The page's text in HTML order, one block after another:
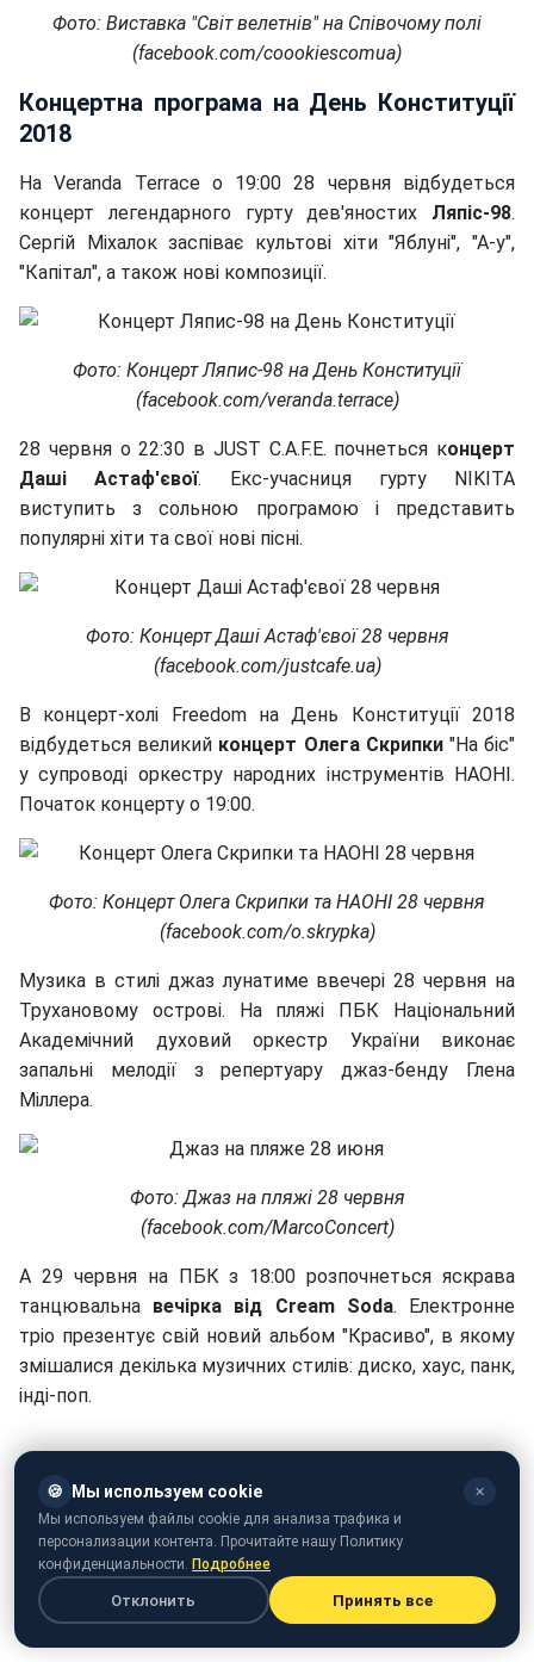
Фото: Виставка "Світ велетнів" на Співочому полі
(facebook.com/coookiescomua)
Концертна програма на День Конституції
2018
На Veranda Terrace о 19:00 28 червня відбудеться
концерт легендарного гурту дев'яностих Ляпіс-98.
Сергій Міхалок заспіває культові хіти "Яблуні", "А-у",
"Капітал", а також нові композиції.
Фото: Концерт Ляпис-98 на День Конституції
(facebook.com/veranda.terrace)
28 червня о 22:30 в JUST C.A.F.E. почнеться концерт
Даші Астаф'євої. Екс-учасниця гурту NIKITA
виступить з сольною програмою і представить
популярні хіти та свої нові пісні.
Фото: Концерт Даші Астаф'євої 28 червня
(facebook.com/justcafe.ua)
В концерт-холі Freedom на День Конституції 2018
відбудеться великий концерт Олега Скрипки "На біс"
у супроводі оркестру народних інструментів НАОНІ.
Початок концерту о 19:00.
Фото: Концерт Олега Скрипки та НАОНІ 28 червня
(facebook.com/o.skrypka)
Музика в стилі джаз лунатиме ввечері 28 червня на
Трухановому острові. На пляжі ПБК Національний
Академічний духовий оркестр України виконає
запальні мелодії з репертуару джаз-бенду Глена
Міллера.
Фото: Джаз на пляжі 28 червня
(facebook.com/MarcoConcert)
А 29 червня на ПБК з 18:00 розпочнеться яскрава
танцювальна вечірка від Cream Soda. Електронне
тріо презентує свій новий альбом "Красиво", в якому
змішалися декілька музичних стилів: диско, хаус, панк,
інді-поп.
🍪 Мы используем cookie ✕
Мы используем файлы cookie для анализа трафика и
персонализации контента. Прочитайте нашу Политику
конфиденциальности. Подробнее
Отклонить Принять все